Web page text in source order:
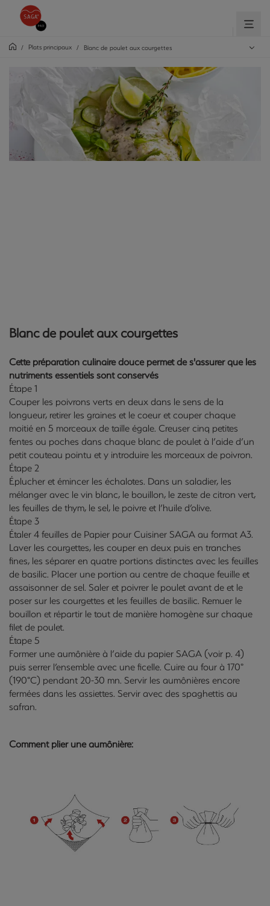
/ Plats principaux / Blanc de poulet aux courgettes
Blanc de poulet aux courgettes
Cette préparation culinaire douce permet de s'assurer que les
nutriments essentiels sont conservés
Étape 1
Couper les poivrons verts en deux dans le sens de la
longueur, retirer les graines et le coeur et couper chaque
moitié en 5 morceaux de taille égale. Creuser cinq petites
fentes ou poches dans chaque blanc de poulet à l’aide d’un
petit couteau pointu et y introduire les morceaux de poivron.
Étape 2
Éplucher et émincer les échalotes. Dans un saladier, les
mélanger avec le vin blanc, le bouillon, le zeste de citron vert,
les feuilles de thym, le sel, le poivre et l’huile d’olive.
Étape 3
Étaler 4 feuilles de Papier pour Cuisiner SAGA au format A3.
Laver les courgettes, les couper en deux puis en tranches
fines, les séparer en quatre portions distinctes avec les feuilles
de basilic. Placer une portion au centre de chaque feuille et
assaisonner de sel. Saler et poivrer le poulet avant de et le
poser sur les courgettes et les feuilles de basilic. Remuer le
bouillon et répartir le tout de manière homogène sur chaque
filet de poulet.
Étape 5
Former une aumônière à l’aide du papier SAGA (voir p. 4)
puis serrer l’ensemble avec une ficelle. Cuire au four à 170°
(190°C) pendant 20-30 mn. Servir les aumônières encore
fermées dans les assiettes. Servir avec des spaghettis au
safran.
Comment plier une aumônière: